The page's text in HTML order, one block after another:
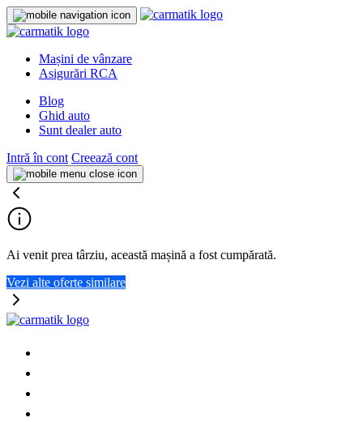
Mașini de vânzare
Asigurări RCA
Blog
Ghid auto
Sunt dealer auto
Intră în cont Creează cont
Ai venit prea târziu, această mașină a fost cumpărată.
Vezi alte oferte similare